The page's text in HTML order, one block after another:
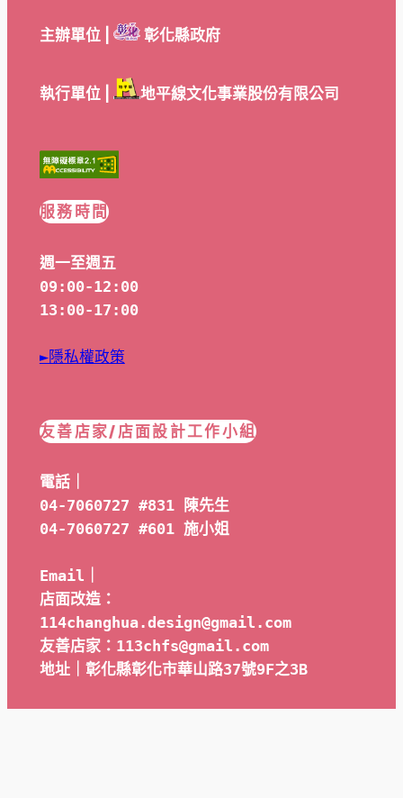
主辦單位 | 彰化縣政府
執行單位 | 地平線文化事業股份有限公司
服務時間
週一至週五
09:00-12:00
13:00-17:00
►隱私權政策
友善店家/店面設計工作小組
電話｜
04-7060727 #831 陳先生
04-7060727 #601 施小姐
Email｜
店面改造：
114changhua.design@gmail.com
友善店家：113chfs@gmail.com
地址｜彰化縣彰化市華山路37號9F之3B